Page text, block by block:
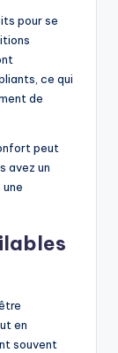
pour se
ce qui
de
peut
avez un
une
en
souvent